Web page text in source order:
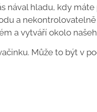
nával hladu, kdy
a nekontrolovatelně
a vytváří okolo
Může to být v